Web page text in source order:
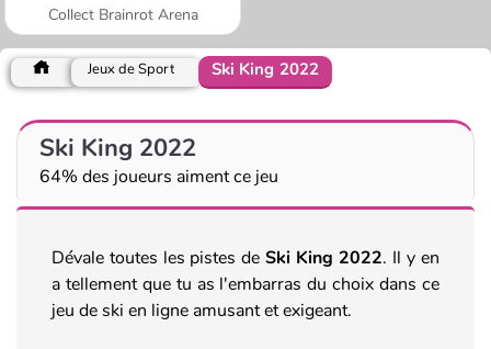
Collect Brainrot Arena
Jeux de Sport Ski King 2022
Ski King 2022
64% des joueurs aiment ce jeu
Dévale toutes les pistes de Ski King 2022. Il y en
a tellement que tu as l'embarras du choix dans ce
jeu de ski en ligne amusant et exigeant.